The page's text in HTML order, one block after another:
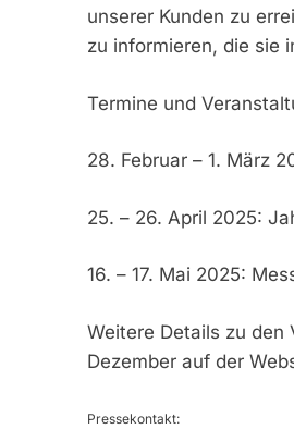
unserer Kunden zu
zu informieren, die sie
Termine und
28. Februar – 1. März
25. – 26. April 2025:
16. – 17. Mai 2025:
Weitere Details zu den
Dezember auf der
Pressekontakt: